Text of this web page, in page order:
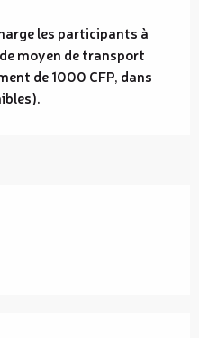
les participants à
moyen de transport
de 1000 CFP, dans